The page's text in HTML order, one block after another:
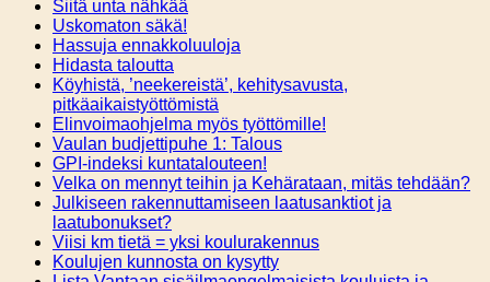
Siitä unta nähkää
Uskomaton säkä!
Hassuja ennakkoluuloja
Hidasta taloutta
Köyhistä, ’neekereistä’, kehitysavusta,
pitkäaikaistyöttömistä
Elinvoimaohjelma myös työttömille!
Vaulan budjettipuhe 1: Talous
GPI-indeksi kuntatalouteen!
Velka on mennyt teihin ja Kehärataan, mitäs tehdään?
Julkiseen rakennuttamiseen laatusanktiot ja
laatubonukset?
Viisi km tietä = yksi koulurakennus
Koulujen kunnosta on kysytty